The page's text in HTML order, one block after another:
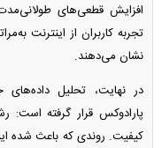
افزایش قطعی‌های
تجربه کاربران از اینترنت
نشان می‌دهند.
در نهایت، تحلیل
پارادوکس قرار گرفته
کیفیت. روندی که باعث شده